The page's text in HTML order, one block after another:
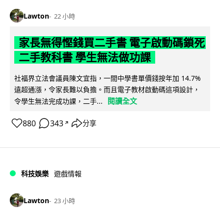
Lawton 22 小時
家長無得慳錢買二手書 電子啟動碼鎖死
二手教科書 學生無法做功課
社福界立法會議員陳文宜指，一間中學書單價錢按年加 14.7%
遠超通漲，令家長難以負擔。而且電子教材啟動碼這項設計，
令學生無法完成功課，二手...
閱讀全文
880 343 ↗ 分享
科技娛樂 遊戲情報
Lawton 23 小時